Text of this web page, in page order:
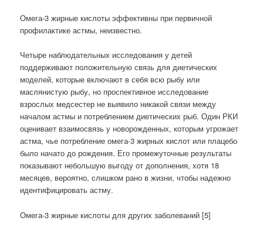
Омега-3 жирные кислоты эффективны при первичной
профилактике астмы, неизвестно.
Четыре наблюдательных исследования у детей
поддерживают положительную связь для диетических
моделей, которые включают в себя всю рыбу или
маслянистую рыбу, но проспективное исследование
взрослых медсестер не выявило никакой связи между
началом астмы и потреблением диетических рыб. Один РКИ
оценивает взаимосвязь у новорожденных, которым угрожает
астма, чье потребление омега-3 жирных кислот или плацебо
было начато до рождения. Его промежуточные результаты
показывают небольшую выгоду от дополнения, хотя 18
месяцев, вероятно, слишком рано в жизни, чтобы надежно
идентифицировать астму.
Омега-3 жирные кислоты для других заболеваний [5]